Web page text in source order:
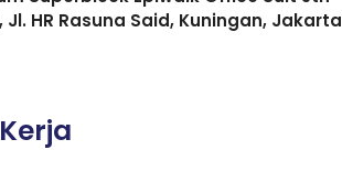
Jl. HR Rasuna Said, Kuningan, Jakarta